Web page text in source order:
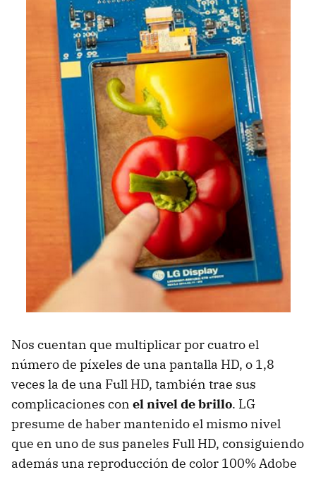
Nos cuentan que multiplicar por cuatro el
número de píxeles de una pantalla HD, o 1,8
veces la de una Full HD, también trae sus
complicaciones con el nivel de brillo. LG
presume de haber mantenido el mismo nivel
que en uno de sus paneles Full HD, consiguiendo
además una reproducción de color 100% Adobe